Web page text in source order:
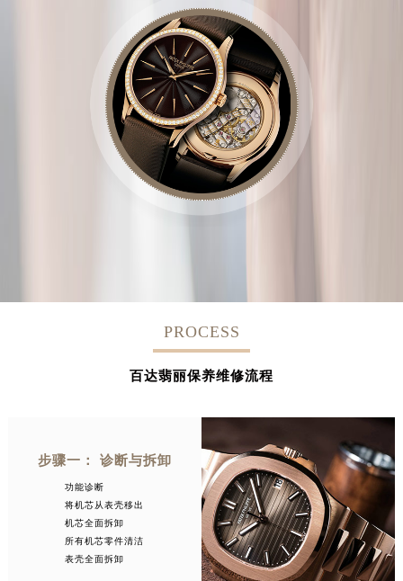
PROCESS
百达翡丽保养维修流程
步骤一： 诊断与拆卸
功能诊断
将机芯从表壳移出
机芯全面拆卸
所有机芯零件清洁
表壳全面拆卸